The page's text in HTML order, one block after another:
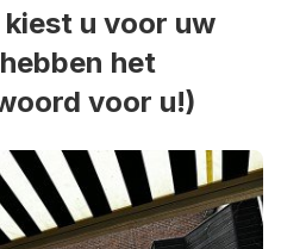
u voor uw
het
voor u!)